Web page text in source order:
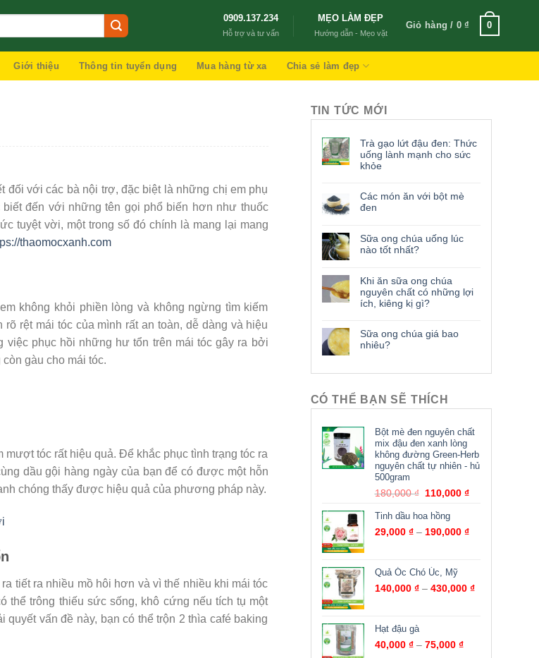
0909.137.234
Hỗ trợ và tư vấn
MẸO LÀM ĐẸP
Hướng dẫn - Mẹo vặt
Giỏ hàng / 0₫ 0
Giới thiệu Thông tin tuyển dụng Mua hàng từ xa Chia sẻ làm đẹp
đối với các bà nội trợ, đặc biệt là những chị em phụ
đến với những tên gọi phổ biến hơn như thuốc
tuyệt vời, một trong số đó chính là mang lại mang
thaomocxanh.com
không khỏi phiền lòng và không ngừng tìm kiếm
rệt mái tóc của mình rất an toàn, dễ dàng và hiệu
phục hồi những hư tổn trên mái tóc gây ra bởi
gàu cho mái tóc.
tóc rất hiệu quả. Để khắc phục tình trạng tóc ra
dầu gội hàng ngày của bạn để có được một hỗn
chóng thấy được hiệu quả của phương pháp này.
tiết ra nhiều mồ hôi hơn và vì thế nhiều khi mái tóc
thể trông thiếu sức sống, khô cứng nếu tích tụ một
vấn đề này, bạn có thể trộn 2 thìa café baking
TIN TỨC MỚI
Trà gạo lứt đậu đen: Thức
uống lành mạnh cho sức
khỏe
Các món ăn với bột mè
đen
Sữa ong chúa uống lúc
nào tốt nhất?
Khi ăn sữa ong chúa
nguyên chất có những lợi
ích, kiêng kị gì?
Sữa ong chúa giá bao
nhiêu?
CÓ THỂ BẠN SẼ THÍCH
Bột mè đen nguyên chất
mix đậu đen xanh lòng
không đường Green-Herb
nguyên chất tự nhiên - hủ
500gram
180,000₫ 110,000 ₫
Tinh dầu hoa hồng
29,000 ₫– 190,000 ₫
Quả Óc Chó Úc, Mỹ
140,000 ₫– 430,000 ₫
Hạt đậu gà
40,000 ₫– 75,000 ₫